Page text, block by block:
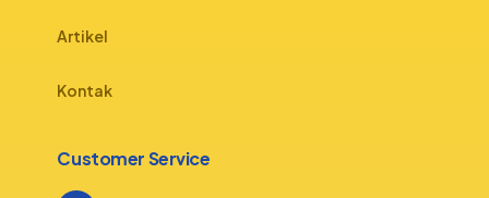
Artikel
Kontak
Customer Service